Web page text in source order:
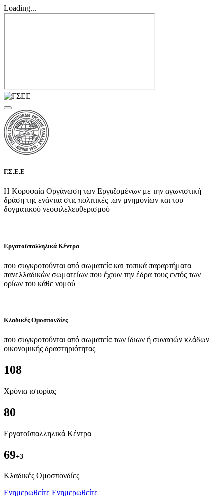
Loading...
Γ.Σ.Ε.Ε
Η Κορυφαία Οργάνωση των Εργαζομένων με την αγωνιστική
δράση της ενάντια στις πολιτικές των μνημονίων και του
δογματικού νεοφιλελευθερισμού
Εργατοϋπαλληλικά Κέντρα
που συγκροτούνται από σωματεία και τοπικά παραρτήματα
πανελλαδικών σωματείων που έχουν την έδρα τους εντός των
ορίων του κάθε νομού
Κλαδικές Ομοσπονδίες
που συγκροτούνται από σωματεία των ίδιων ή συναφών κλάδων
οικονομικής δραστηριότητας
108
Χρόνια ιστορίας
80
Εργατοϋπαλληλικά Κέντρα
69+3
Kλαδικές Ομοσπονδίες
Ενημερωθείτε Ενημερωθείτε